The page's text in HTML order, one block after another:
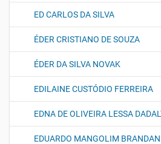
ED CARLOS DA SILVA
ÉDER CRISTIANO DE SOUZA
ÉDER DA SILVA NOVAK
EDILAINE CUSTÓDIO FERREIRA
EDNA DE OLIVEIRA LESSA
EDUARDO MANGOLIM